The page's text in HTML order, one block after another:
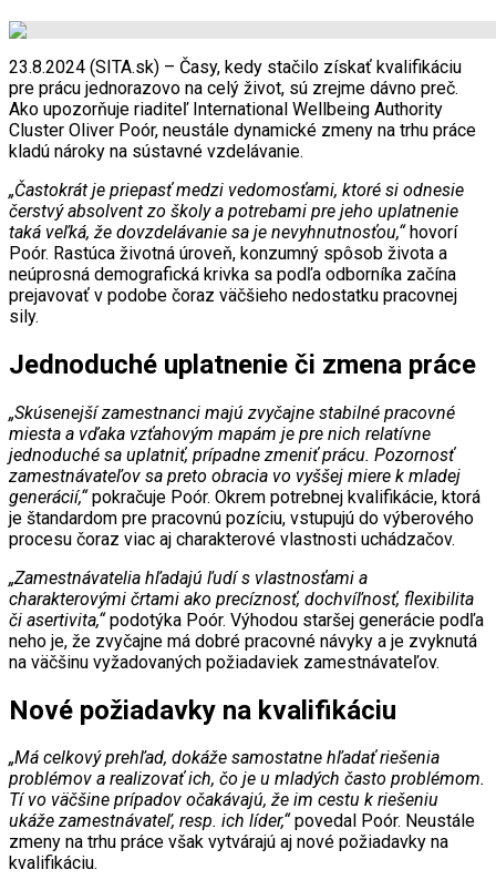
23.8.2024 (SITA.sk) – Časy, kedy stačilo získať kvalifikáciu
pre prácu jednorazovo na celý život, sú zrejme dávno preč.
Ako upozorňuje riaditeľ International Wellbeing Authority
Cluster Oliver Poór, neustále dynamické zmeny na trhu práce
kladú nároky na sústavné vzdelávanie.
„Častokrát je priepasť medzi vedomosťami, ktoré si odnesie
čerstvý absolvent zo školy a potrebami pre jeho uplatnenie
taká veľká, že dovzdelávanie sa je nevyhnutnosťou,“hovorí
Poór. Rastúca životná úroveň, konzumný spôsob života a
neúprosná demografická krivka sa podľa odborníka začína
prejavovať v podobe čoraz väčšieho nedostatku pracovnej
sily.
Jednoduché uplatnenie či zmena práce
„Skúsenejší zamestnanci majú zvyčajne stabilné pracovné
miesta a vďaka vzťahovým mapám je pre nich relatívne
jednoduché sa uplatniť, prípadne zmeniť prácu. Pozornosť
zamestnávateľov sa preto obracia vo vyššej miere k mladej
generácií,“pokračuje Poór. Okrem potrebnej kvalifikácie, ktorá
je štandardom pre pracovnú pozíciu, vstupujú do výberového
procesu čoraz viac aj charakterové vlastnosti uchádzačov.
„Zamestnávatelia hľadajú ľudí s vlastnosťami a
charakterovými črtami ako precíznosť, dochvíľnosť, flexibilita
či asertivita,“podotýka Poór. Výhodou staršej generácie podľa
neho je, že zvyčajne má dobré pracovné návyky a je zvyknutá
na väčšinu vyžadovaných požiadaviek zamestnávateľov.
Nové požiadavky na kvalifikáciu
„Má celkový prehľad, dokáže samostatne hľadať riešenia
problémov a realizovať ich, čo je u mladých často problémom.
Tí vo väčšine prípadov očakávajú, že im cestu k riešeniu
ukáže zamestnávateľ, resp. ich líder,“ povedal Poór. Neustále
zmeny na trhu práce však vytvárajú aj nové požiadavky na
kvalifikáciu.